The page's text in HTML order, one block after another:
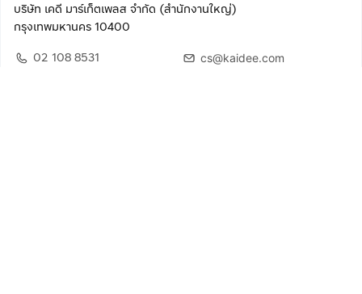
บริษัท เคดี มาร์เก็ตเพลส จำกัด (สำนักงานใหญ่)
กรุงเทพมหานคร 10400
02 108 8531
cs@kaidee.com